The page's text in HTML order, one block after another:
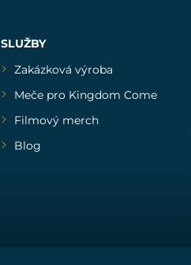
SLUŽBY
Zakázková výroba
Meče pro Kingdom Come
Filmový merch
Blog